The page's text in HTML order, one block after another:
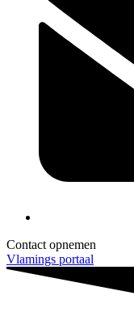
Contact opnemen
Vlamings portaal